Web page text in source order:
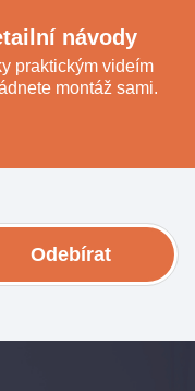
návody
praktickým videím
montáž sami.
Odebírat